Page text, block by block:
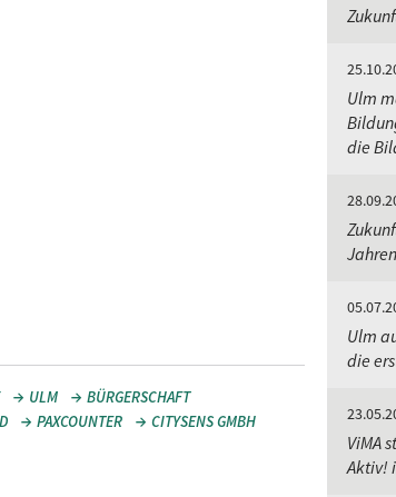
ULM
BÜRGERSCHAFT
PAXCOUNTER CITYSENS GMBH
Ulm
die
Ulm
die
ViMA
Aktiv!